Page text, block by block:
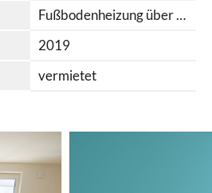
Fußbodenheizung über Fernwärme
2019
vermietet